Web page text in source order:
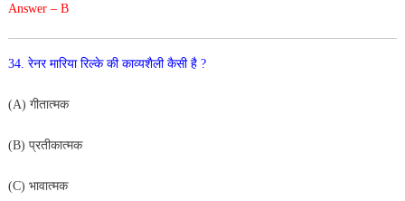
Answer – B
34. रेनर मारिया रिल्के की काव्यशैली कैसी है ?
(A) गीतात्मक
(B) प्रतीकात्मक
(C) भावात्मक